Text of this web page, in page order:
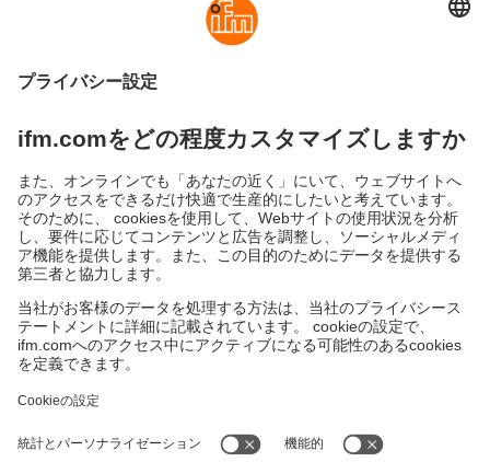
c) 保証依頼は必ず当該製品を弊社へご返送ください。製
品の不具合は、調査と分析を行った上で弊社が最終的に決
ご依頼後30日以内に当該不具合品を返送いただけない場
額お客様のご負担として請求させていただきます。
ました代品の製品代金をご請求させていただきます。
2022年1月より適用
サービス依頼方法は
持続可能性
保証ポリシー
Cookies